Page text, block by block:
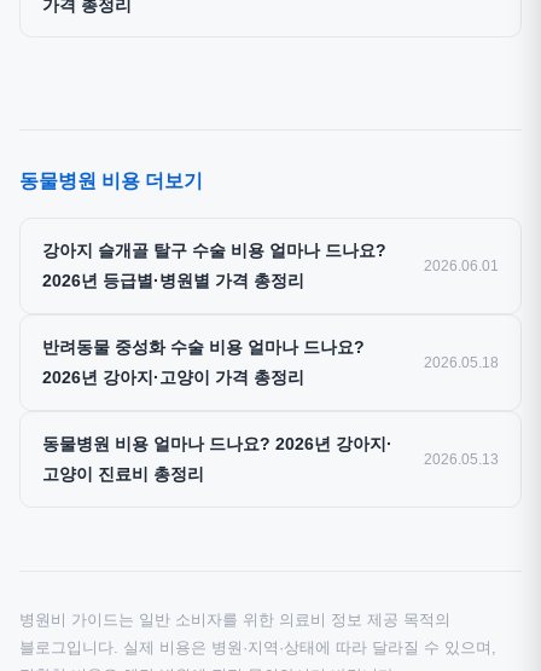
가격 총정리
동물병원 비용 더보기
강아지 슬개골 탈구 수술 비용 얼마나 드나요?
2026년 등급별·병원별 가격 총정리
2026.06.01
반려동물 중성화 수술 비용 얼마나 드나요?
2026년 강아지·고양이 가격 총정리
2026.05.18
동물병원 비용 얼마나 드나요? 2026년 강아지·
고양이 진료비 총정리
2026.05.13
병원비 가이드는 일반 소비자를 위한 의료비 정보 제공 목적의
블로그입니다. 실제 비용은 병원·지역·상태에 따라 달라질 수 있으며,